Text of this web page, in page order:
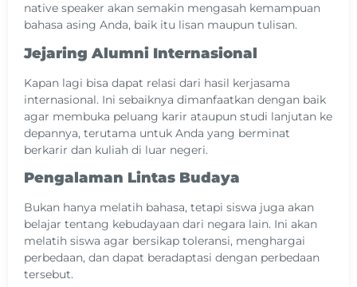
native speaker akan semakin mengasah kemampuan
bahasa asing Anda, baik itu lisan maupun tulisan.
Jejaring Alumni Internasional
Kapan lagi bisa dapat relasi dari hasil kerjasama
internasional. Ini sebaiknya dimanfaatkan dengan baik
agar membuka peluang karir ataupun studi lanjutan ke
depannya, terutama untuk Anda yang berminat
berkarir dan kuliah di luar negeri.
Pengalaman Lintas Budaya
Bukan hanya melatih bahasa, tetapi siswa juga akan
belajar tentang kebudayaan dari negara lain. Ini akan
melatih siswa agar bersikap toleransi, menghargai
perbedaan, dan dapat beradaptasi dengan perbedaan
tersebut.